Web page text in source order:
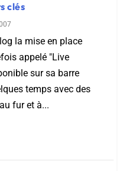
clés
la mise en place
appelé "Live
sur sa barre
temps avec des
fur et à...